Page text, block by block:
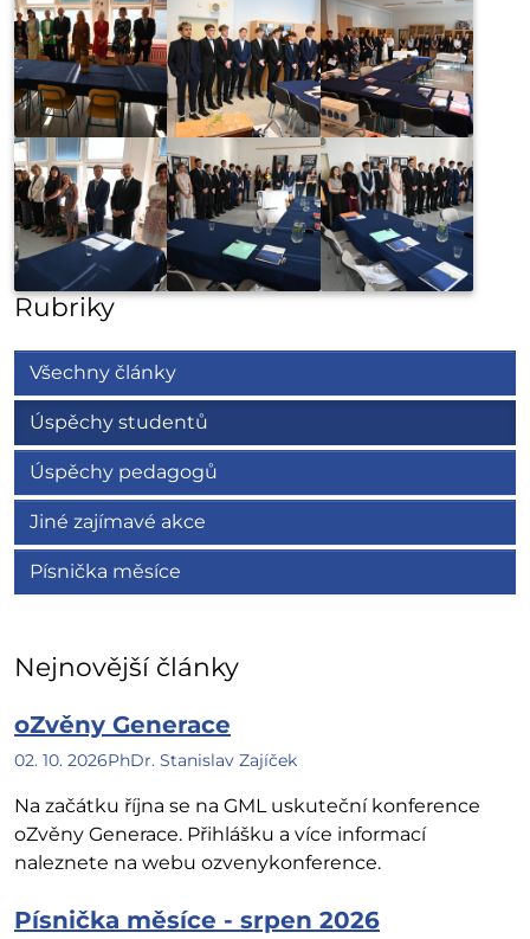
Rubriky
Všechny články
Úspěchy studentů
Úspěchy pedagogů
Jiné zajímavé akce
Písnička měsíce
Nejnovější články
oZvěny Generace
02. 10. 2026PhDr. Stanislav Zajíček
Na začátku října se na GML uskuteční konference
oZvěny Generace. Přihlášku a více informací
naleznete na webu ozvenykonference.
Písnička měsíce - srpen 2026